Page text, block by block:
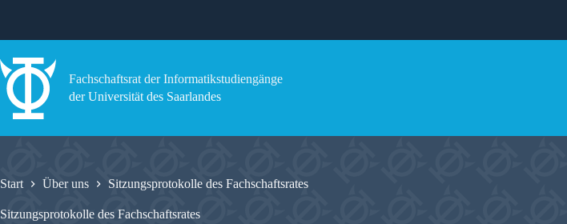
Fachschaftsrat der Informatikstudiengänge
der Universität des Saarlandes
Start Über uns Sitzungsprotokolle des Fachschaftsrates
Sitzungsprotokolle des Fachschaftsrates